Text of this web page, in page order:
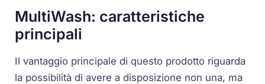
MultiWash: caratteristiche
principali
Il vantaggio principale di questo prodotto riguarda
la possibilità di avere a disposizione non una, ma